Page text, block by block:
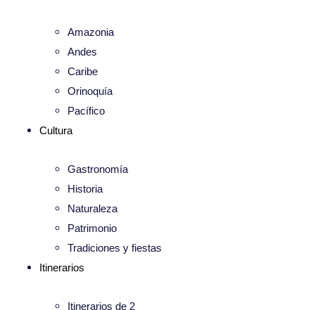
Amazonia
Andes
Caribe
Orinoquía
Pacífico
Cultura
Gastronomía
Historia
Naturaleza
Patrimonio
Tradiciones y fiestas
Itinerarios
Itinerarios de 2